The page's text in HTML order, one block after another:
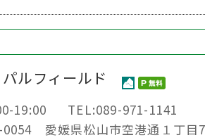
パルフィールド
19:00
TEL:089-971-1141
0054 愛媛県松山市空港通１丁目